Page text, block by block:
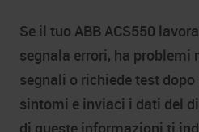
Se il tuo ABB ACS550
segnala errori, ha problemi
segnali o richiede test
sintomi e inviaci i dati del
di queste informazioni ti